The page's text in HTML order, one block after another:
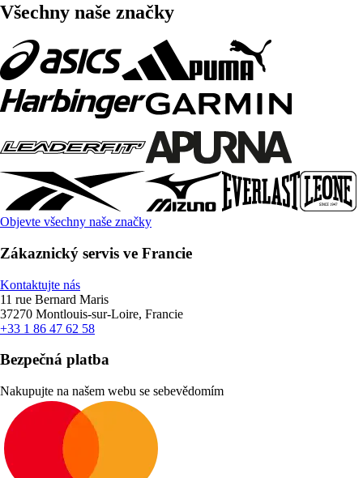
Všechny naše značky
Objevte všechny naše značky
Zákaznický servis ve Francie
Kontaktujte nás
11 rue Bernard Maris
37270 Montlouis-sur-Loire, Francie
+33 1 86 47 62 58
Bezpečná platba
Nakupujte na našem webu se sebevědomím